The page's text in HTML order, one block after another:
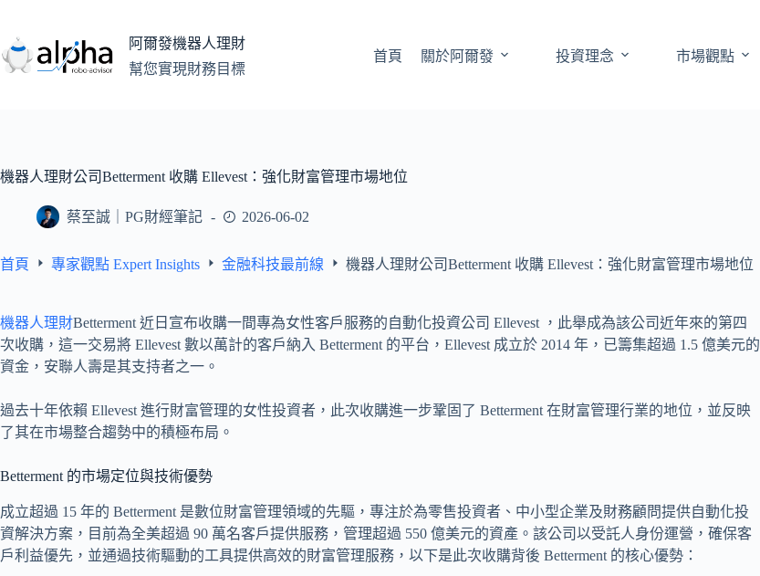
主
要
阿爾發機器人理財
幫您實現財務目標
首頁 關於阿爾發 投資理念 市場觀點
機器人理財公司Betterment 收購 Ellevest：強化財富管理市場地位
蔡至誠｜PG財經筆記 2026-06-02
首頁 專家觀點 Expert Insights 金融科技最前線 機器人理財公司Betterment 收購 Ellevest：強化財富管理市場地位
機器人理財Betterment 近日宣布收購一間專為女性客戶服務的自動化投資公司 Ellevest ，此舉成為該公司近年來的第四
次收購，這一交易將 Ellevest 數以萬計的客戶納入 Betterment 的平台，Ellevest 成立於 2014 年，已籌集超過 1.5 億美元的
資金，安聯人壽是其支持者之一。
過去十年依賴 Ellevest 進行財富管理的女性投資者，此次收購進一步鞏固了 Betterment 在財富管理行業的地位，並反映
了其在市場整合趨勢中的積極布局。
Betterment 的市場定位與技術優勢
成立超過 15 年的 Betterment 是數位財富管理領域的先驅，專注於為零售投資者、中小型企業及財務顧問提供自動化投
資解決方案，目前為全美超過 90 萬名客戶提供服務，管理超過 550 億美元的資產。該公司以受託人身份運營，確保客
戶利益優先，並通過技術驅動的工具提供高效的財富管理服務，以下是此次收購背後 Betterment 的核心優勢：